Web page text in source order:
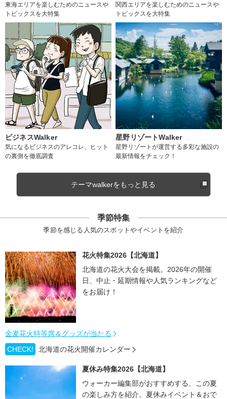
東海エリアを楽しむためのニュースや
トピックスを大特集
関西エリアを楽しむためのニュースや
トピックスを大特集
ビジネスWalker
気になるビジネスのアレコレ、ヒット
の裏側を徹底調査
星野リゾートWalker
星野リゾートが運営する多彩な施設の
最新情報をチェック！
テーマwalkerをもっと見る
季節特集
季節を感じる人気のスポットやイベントを紹介
花火特集2026【北海道】
北海道の花火大会を掲載。2026年の開催
日、中止・延期情報や人気ランキングなど
をお届け！
金麦花火特等席＆グッズが当たる
CHECK!
北海道の花火開催カレンダー
夏休み特集2026【北海道】
ウォーカー編集部がおすすめする、この夏
の楽しみ方を紹介。夏休みイベント＆おで